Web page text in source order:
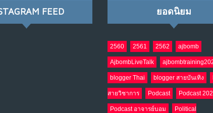
FEED ยอดนิยม
2560 2561 2562 ajbomb
AjbombLiveTalk
blogger Thai blogger สายบันเทิง
สายวิชาการ Podcast Podcast
Podcast อาจารย์บอม Political